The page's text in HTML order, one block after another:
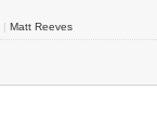
|Matt Reeves